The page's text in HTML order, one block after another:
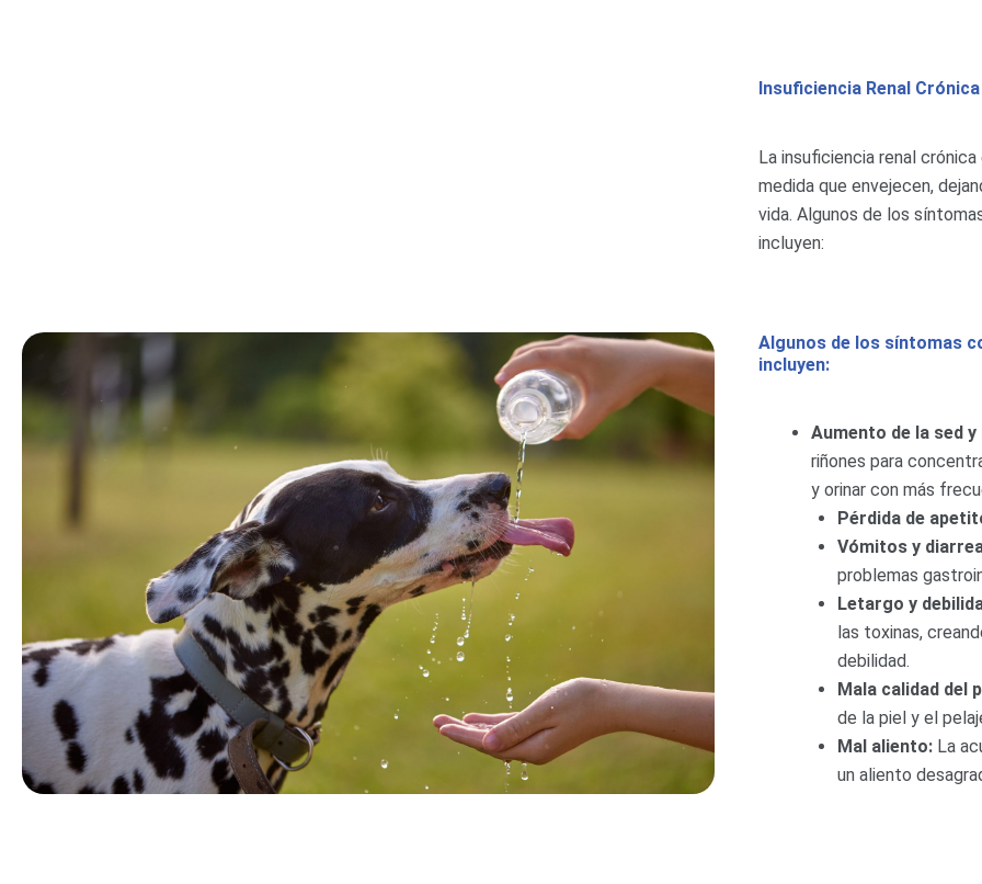
Insuficiencia Renal
La insuficiencia renal
medida que envejecen,
vida. Algunos de los
incluyen:
Algunos de los síntomas
incluyen:
Aumento de la sed
riñones para
y orinar con más
Pérdida de
Vómitos y
problemas
Letargo y
las toxinas,
debilidad.
Mala calidad del
de la piel y el
Mal aliento: La
un aliento